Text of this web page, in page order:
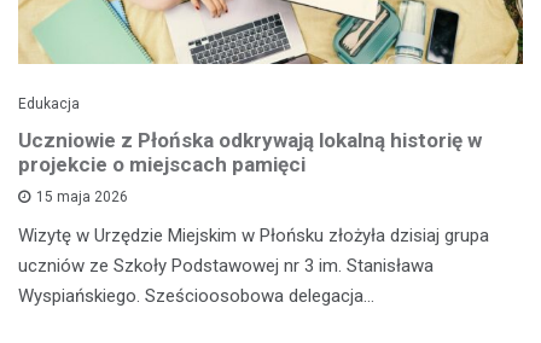
Edukacja
Uczniowie z Płońska odkrywają lokalną historię w
projekcie o miejscach pamięci
15 maja 2026
Wizytę w Urzędzie Miejskim w Płońsku złożyła dzisiaj grupa
uczniów ze Szkoły Podstawowej nr 3 im. Stanisława
Wyspiańskiego. Sześcioosobowa delegacja…